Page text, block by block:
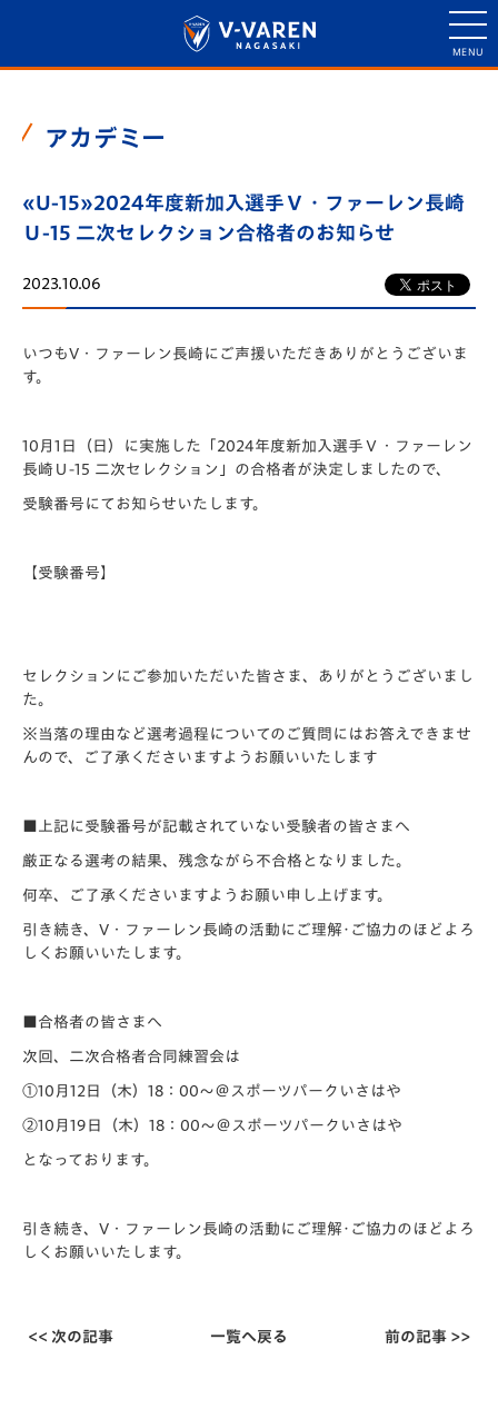
アカデミー
«U-15»2024年度新加入選手Ｖ・ファーレン長崎
Ｕ-15 二次セレクション合格者のお知らせ
2023.10.06
いつもV・ファーレン長崎にご声援いただきありがとうございま
す。
10月1日（日）に実施した「2024年度新加入選手Ｖ・ファーレン
長崎Ｕ-15 二次セレクション」の合格者が決定しましたので、
受験番号にてお知らせいたします。
【受験番号】
セレクションにご参加いただいた皆さま、ありがとうございまし
た。
※当落の理由など選考過程についてのご質問にはお答えできませ
んので、ご了承くださいますようお願いいたします
■上記に受験番号が記載されていない受験者の皆さまへ
厳正なる選考の結果、残念ながら不合格となりました。
何卒、ご了承くださいますようお願い申し上げます。
引き続き、V・ファーレン長崎の活動にご理解･ご協力のほどよろ
しくお願いいたします。
■合格者の皆さまへ
次回、二次合格者合同練習会は
①10月12日（木）18：00～＠スポーツパークいさはや
②10月19日（木）18：00～＠スポーツパークいさはや
となっております。
引き続き、V・ファーレン長崎の活動にご理解･ご協力のほどよろ
しくお願いいたします。
<< 次の記事 一覧へ戻る 前の記事 >>